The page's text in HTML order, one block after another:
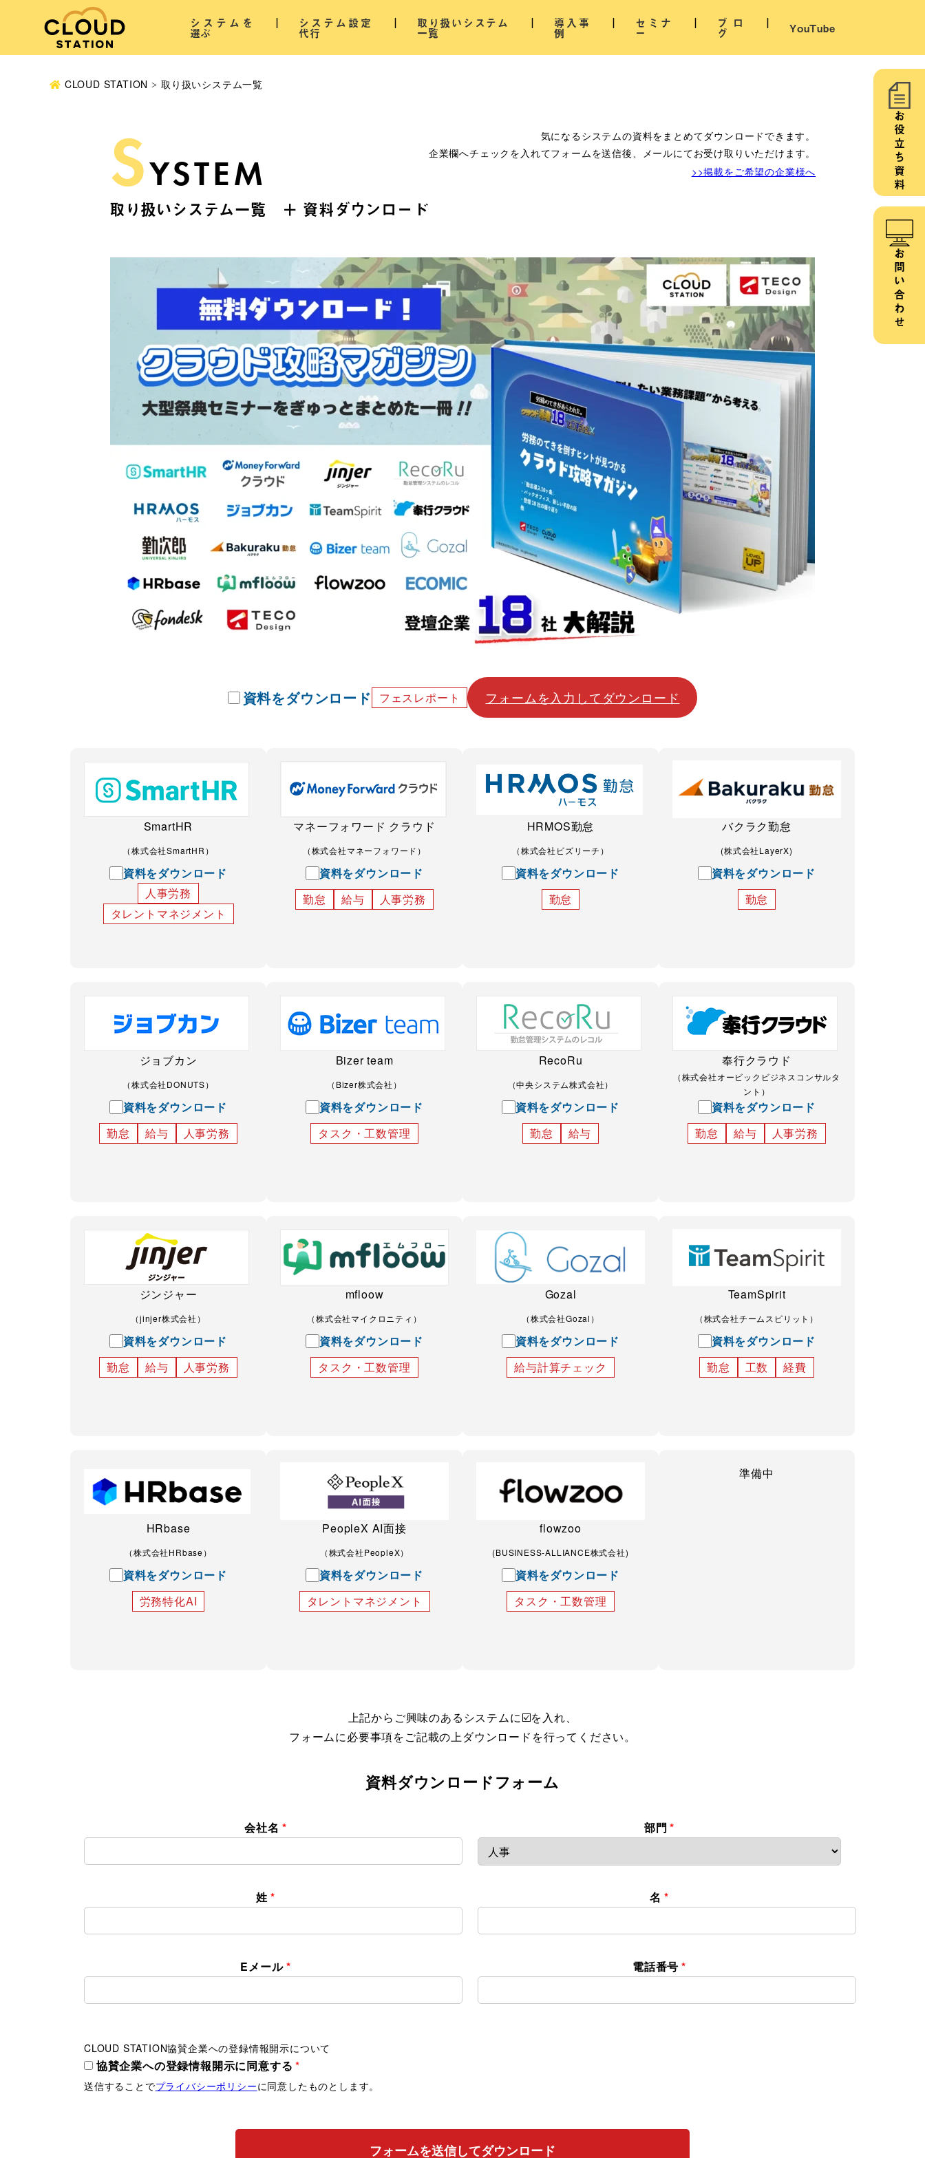
システムを
選ぶ
システム設定
代行
取り扱いシステム
一覧
導入事
例
セミナ
ー
ブロ
グ YouTube
お役立ち資料
お問い合わせ
CLOUD STATION 取り扱いシステム一覧
SYSTEM
取り扱いシステム一覧 ＋ 資料ダウンロード
気になるシステムの資料をまとめてダウンロードできます。
企業欄へチェックを入れてフォームを送信後、メールにてお受け取りいただけます。
>>掲載をご希望の企業様へ
資料をダウンロード フェスレポート フォームを入力してダウンロード
SmartHR
（株式会社SmartHR）
資料をダウンロード
人事労務
タレントマネジメント
マネーフォワード クラウド
（株式会社マネーフォワード）
資料をダウンロード
勤怠
給与 人事労務
HRMOS勤怠
（株式会社ビズリーチ）
資料をダウンロード
勤怠
バクラク勤怠
(株式会社LayerX)
資料をダウンロード
勤怠
ジョブカン
（株式会社DONUTS）
資料をダウンロード
勤怠
給与 人事労務
Bizer team
（Bizer株式会社）
資料をダウンロード
タスク・工数管理
RecoRu
（中央システム株式会社）
資料をダウンロード
勤怠
給与
奉行クラウド
（株式会社オービックビジネスコンサルタ
ント）
資料をダウンロード
勤怠
給与 人事労務
ジンジャー
（jinjer株式会社）
資料をダウンロード
勤怠
給与 人事労務
mfloow
（株式会社マイクロニティ）
資料をダウンロード
タスク・工数管理
Gozal
（株式会社Gozal）
資料をダウンロード
給与計算チェック
TeamSpirit
（株式会社チームスピリット）
資料をダウンロード
勤怠
工数 経費
HRbase
（株式会社HRbase）
資料をダウンロード
労務特化AI
PeopleX AI面接
（株式会社PeopleX）
資料をダウンロード
タレントマネジメント
flowzoo
(BUSINESS-ALLIANCE株式会社)
資料をダウンロード
タスク・工数管理
準備中
上記からご興味のあるシステムに☑️を入れ、
フォームに必要事項をご記載の上ダウンロードを行ってください。
資料ダウンロードフォーム
会社名 * 部門 *
姓 * 名 *
Eメール* 電話番号 *
CLOUD STATION協賛企業への登録情報開示について
協賛企業への登録情報開示に同意する *
送信することでプライバシーポリシーに同意したものとします。